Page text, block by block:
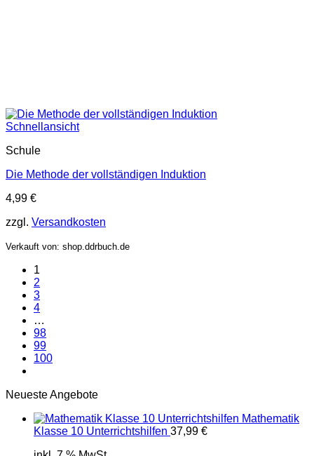
Schnellansicht
Schule
Die Methode der vollständigen Induktion
4,99 €
zzgl. Versandkosten
Verkauft von: shop.ddrbuch.de
1
2
3
4
…
98
99
100
Neueste Angebote
Mathematik
Klasse 10 Unterrichtshilfen 37,99 €